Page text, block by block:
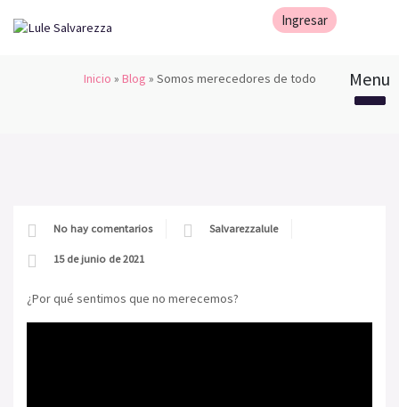
Inicio » Blog » Somos merecedores de todo
No hay comentarios Salvarezzalule
15 de junio de 2021
¿Por qué sentimos que no merecemos?